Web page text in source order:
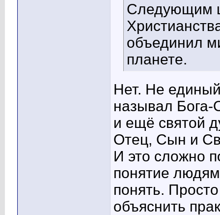
Следующим
объединил
планете.
Нет. Не
называл
и ещё святой
Отец, Сын и
И это сложно
понятие людям
понять.
объяснить